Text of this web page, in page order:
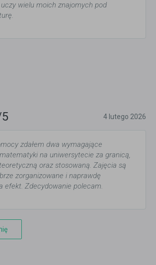
wielu moich znajomych pod
4 lutego 2026
zdałem dwa wymagające
na uniwersytecie za granicą,
oraz stosowaną. Zajęcia są
zorganizowane i naprawdę
efekt. Zdecydowanie polecam.